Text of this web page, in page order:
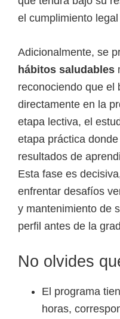
el cumplimiento
Adicionalmente, se
hábitos saludables
reconociendo que el
directamente en la
etapa lectiva, el
etapa práctica
resultados de
Esta fase es
enfrentar desafíos
y mantenimiento de
perfil antes de la
No olvides
El programa
horas,